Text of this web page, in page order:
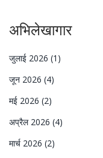
अभिलेखागार
जुलाई 2026 (1)
जून 2026 (4)
मई 2026 (2)
अप्रैल 2026 (4)
मार्च 2026 (2)